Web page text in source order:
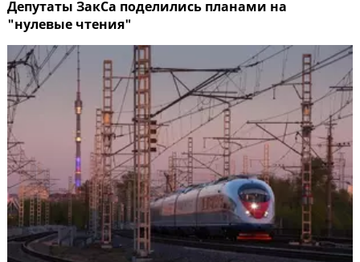
Депутаты ЗакСа поделились планами на
"нулевые чтения"